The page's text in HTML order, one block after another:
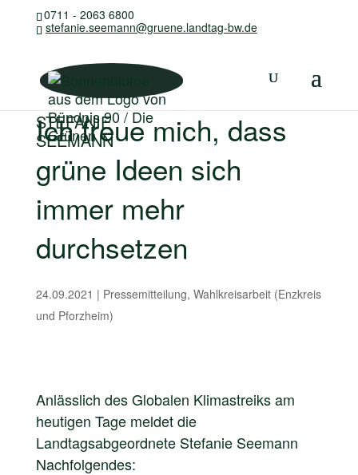
0711 - 2063 6800
stefanie.seemann@gruene.landtag-bw.de
STEFANIE
SEEMANN
Ich freue mich, dass
grüne Ideen sich
immer mehr
durchsetzen
24.09.2021 | Pressemitteilung, Wahlkreisarbeit (Enzkreis
und Pforzheim)
Anlässlich des Globalen Klimastreiks am
heutigen Tage meldet die
Landtagsabgeordnete Stefanie Seemann
Nachfolgendes: